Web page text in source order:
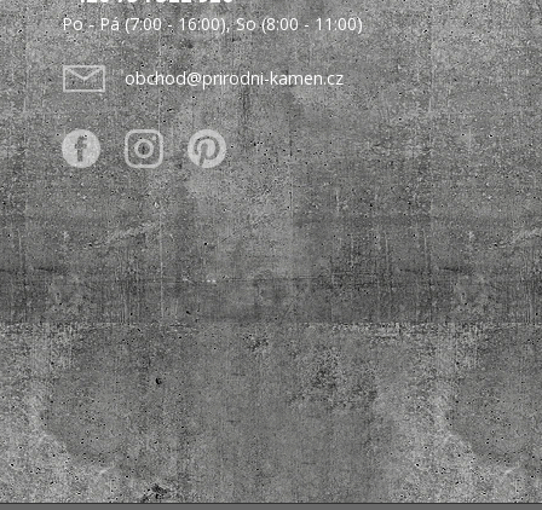
Po - Pá (7:00 - 16:00), So (8:00 - 11:00)
obchod@prirodni-kamen.cz